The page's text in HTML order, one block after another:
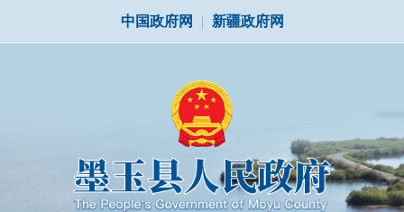
中国政府网 | 新疆政府网